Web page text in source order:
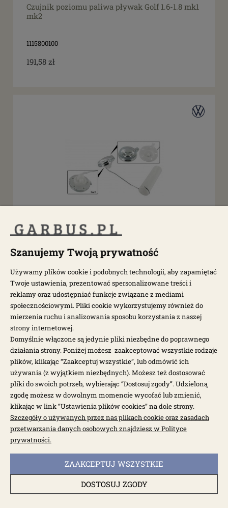
Czujnik poziomu paliwa pływak Golf 1.6-1.8 mk1
mk2
1115800100
191,58 zł
dostępny do 10 dni roboczych
T1 61-67
000245P
246,00 zł
dostępny do 10 dni roboczych
Czujnik poziomu paliwa pływak mechaniczny
Szanujemy Twoją prywatność
Używamy plików cookie i podobnych technologii, aby zapamiętać
Twoje ustawienia, prezentować spersonalizowane treści i
reklamy oraz udostępniać funkcje związane z mediami
społecznościowymi. Pliki cookie wykorzystujemy również do
mierzenia ruchu i analizowania sposobu korzystania z naszej
strony internetowej.
Domyślnie włączone są jedynie pliki niezbędne do poprawnego
działania strony. Poniżej możesz zaakceptować wszystkie rodzaje
plików, klikając “Zaakceptuj wszystkie”, lub odmówić ich
używania (z wyjątkiem niezbędnych). Możesz też dostosować
pliki do swoich potrzeb, wybierając “Dostosuj zgody”. Udzieloną
zgodę możesz w dowolnym momencie wycofać lub zmienić,
klikając w link “Ustawienia plików cookies” na dole strony.
Szczegóły o używanych przez nas plikach cookie oraz zasadach
przetwarzania danych osobowych znajdziesz w Polityce
prywatności.
DOSTOSUJ ZGODY
ZAAKCEPTUJ WSZYSTKIE